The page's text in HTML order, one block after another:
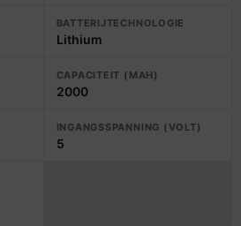
BATTERIJTECHNOLOGIE
Lithium
CAPACITEIT (MAH)
2000
INGANGSSPANNING (VOLT)
5